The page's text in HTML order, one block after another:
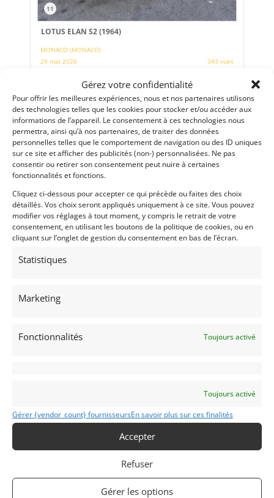
Gérez votre confidentialité
Pour offrir les meilleures expériences, nous et nos partenaires utilisons
des technologies telles que les cookies pour stocker et/ou accéder aux
informations de l’appareil. Le consentement à ces technologies nous
permettra, ainsi qu’à nos partenaires, de traiter des données
personnelles telles que le comportement de navigation ou des ID uniques
sur ce site et afficher des publicités (non-) personnalisées. Ne pas
consentir ou retirer son consentement peut nuire à certaines
fonctionnalités et fonctions.
Cliquez ci-dessous pour accepter ce qui précède ou faites des choix
détaillés. Vos choix seront appliqués uniquement à ce site. Vous pouvez
modifier vos réglages à tout moment, y compris le retrait de votre
consentement, en utilisant les boutons de la politique de cookies, ou en
cliquant sur l’onglet de gestion du consentement en bas de l’écran.
Statistiques
Marketing
Fonctionnalités Toujours activé
Toujours activé
Gérer {vendor_count} fournisseursEn savoir plus sur ces finalités
Accepter
Refuser
Gérer les options
11
LOTUS ELAN S2 (1964)
MONACO (MONACO)
24 mai 2026
343 vues
aux compétitions historiques. Rapide, endurante et
polyvalente, elle offre une très belle éligibilité aux épreuves
sur route et sur circuit.
Vendu par : DPM Motors
4 novembre 2025
1 011 vues
Vendu par : berlev